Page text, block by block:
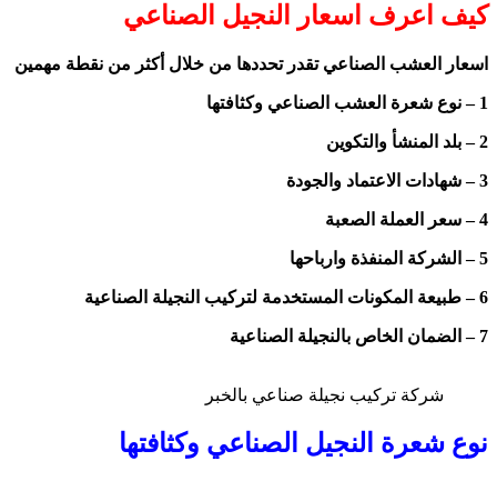
كيف اعرف اسعار النجيل الصناعي
اسعار العشب الصناعي تقدر تحددها من خلال أكثر من نقطة مهمين
1 – نوع شعرة العشب الصناعي وكثافتها
2 – بلد المنشأ والتكوين
3 – شهادات الاعتماد والجودة
4 – سعر العملة الصعبة
5 – الشركة المنفذة وارباحها
6 – طبيعة المكونات المستخدمة لتركيب النجيلة الصناعية
7 – الضمان الخاص بالنجيلة الصناعية
شركة تركيب نجيلة صناعي بالخبر
نوع شعرة النجيل الصناعي وكثافتها